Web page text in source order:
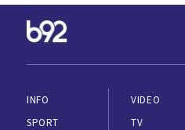
INFO
SPORT
VIDEO
TV